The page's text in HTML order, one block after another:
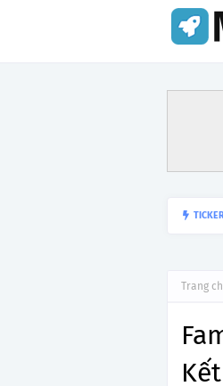
TICKER
Trang